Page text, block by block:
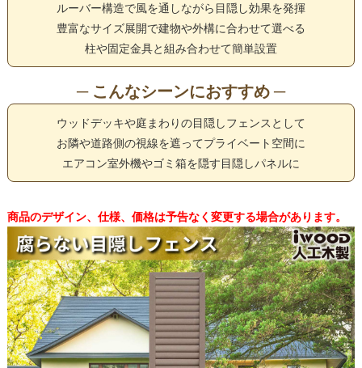
ルーバー構造で風を通しながら目隠し効果を発揮
豊富なサイズ展開で建物や外構に合わせて選べる
柱や固定金具と組み合わせて簡単設置
─ こんなシーンにおすすめ ─
ウッドデッキや庭まわりの目隠しフェンスとして
お隣や道路側の視線を遮ってプライベート空間に
エアコン室外機やゴミ箱を隠す目隠しパネルに
商品のデザイン、仕様、価格は予告なく変更する場合があります。